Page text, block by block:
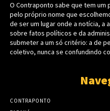
O Contraponto sabe que tem um
pelo próprio nome que
de ser um lugar onde a notícia, a
sobre fatos políticos e da
submeter a um só critério: a de
coletivo, nunca se confundindo
CONTRAPONTO